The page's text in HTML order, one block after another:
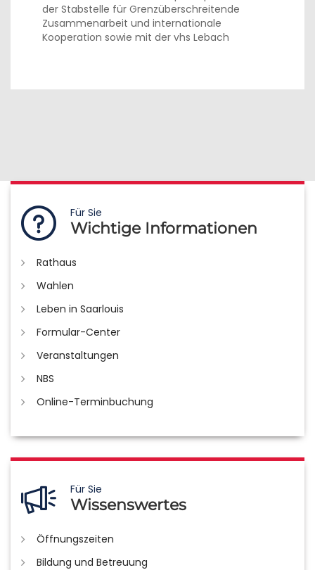
der Stabstelle für Grenzüberschreitende
Zusammenarbeit und internationale
Kooperation sowie mit der vhs Lebach
Für Sie
Wichtige Informationen
Rathaus
Wahlen
Leben in Saarlouis
Formular-Center
Veranstaltungen
NBS
Online-Terminbuchung
Für Sie
Wissenswertes
Öffnungszeiten
Bildung und Betreuung